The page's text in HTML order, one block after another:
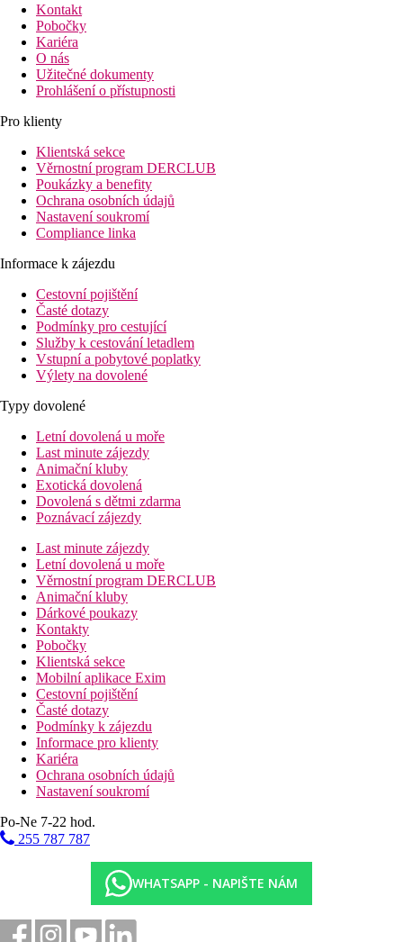
Kontakt
Pobočky
Kariéra
O nás
Užitečné dokumenty
Prohlášení o přístupnosti
Pro klienty
Klientská sekce
Věrnostní program DERCLUB
Poukázky a benefity
Ochrana osobních údajů
Nastavení soukromí
Compliance linka
Informace k zájezdu
Cestovní pojištění
Časté dotazy
Podmínky pro cestující
Služby k cestování letadlem
Vstupní a pobytové poplatky
Výlety na dovolené
Typy dovolené
Letní dovolená u moře
Last minute zájezdy
Animační kluby
Exotická dovolená
Dovolená s dětmi zdarma
Poznávací zájezdy
Last minute zájezdy
Letní dovolená u moře
Věrnostní program DERCLUB
Animační kluby
Dárkové poukazy
Kontakty
Pobočky
Klientská sekce
Mobilní aplikace Exim
Cestovní pojištění
Časté dotazy
Podmínky k zájezdu
Informace pro klienty
Kariéra
Ochrana osobních údajů
Nastavení soukromí
Po-Ne 7-22 hod.
255 787 787
WHATSAPP - NAPIŠTE NÁM